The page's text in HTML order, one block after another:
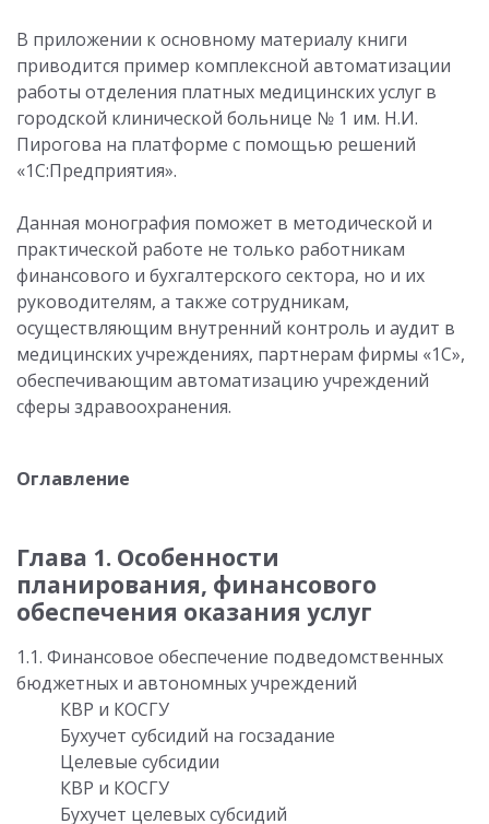
В приложении к основному материалу книги
приводится пример комплексной автоматизации
работы отделения платных медицинских услуг в
городской клинической больнице № 1 им. Н.И.
Пирогова на платформе с помощью решений
«1С:Предприятия».
Данная монография поможет в методической и
практической работе не только работникам
финансового и бухгалтерского сектора, но и их
руководителям, а также сотрудникам,
осуществляющим внутренний контроль и аудит в
медицинских учреждениях, партнерам фирмы «1С»,
обеспечивающим автоматизацию учреждений
сферы здравоохранения.
Оглавление
Глава 1. Особенности
планирования, финансового
обеспечения оказания услуг
1.1. Финансовое обеспечение подведомственных
бюджетных и автономных учреждений
КВР и КОСГУ
Бухучет субсидий на госзадание
Целевые субсидии
КВР и КОСГУ
Бухучет целевых субсидий